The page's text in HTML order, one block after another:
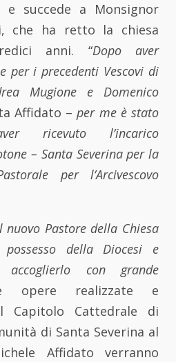
e succede a Monsignor
che ha retto la chiesa
anni. “Dopo aver
per i precedenti Vescovi di
Mugione e Domenico
Affidato –per me è stato
ricevuto l’incarico
– Santa Severina per la
per l’Arcivescovo
Pastore della Chiesa
possesso della Diocesi e
con grande
opere realizzate e
Capitolo Cattedrale di
di Santa Severina al
Affidato verranno